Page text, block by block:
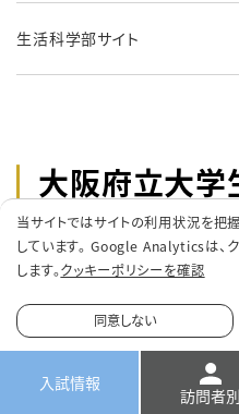
入試情報
訪問者別
生活科学部サイト
大阪府立大
獣医学類
学類
獣医
学位
学士
キャンパス
りん
スクロー
当サイトではサイトの利用状況を
しています。 Google Analyticsは、
します。クッキーポリシーを確認
同意しない